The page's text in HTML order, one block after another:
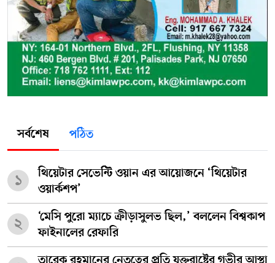
সর্বশেষ পঠিত
১
থিয়েটার সেভেন্টি ওয়ান এর আয়োজনে ‘থিয়েটার
ওয়ার্কশপ’
২
‘মেসি পুরো ম্যাচে ক্রীড়াসুলভ ছিল,’ বললেন বিশ্বকাপ
ফাইনালের রেফারি